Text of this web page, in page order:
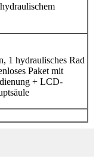
1 hydraulisches Rad
Paket mit
+ LCD-